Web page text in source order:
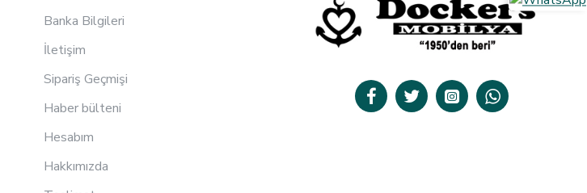
Banka Bilgileri
İletişim
Sipariş Geçmişi
Haber bülteni
Hesabım
Hakkımızda